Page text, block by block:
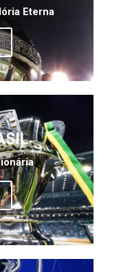
Eterna